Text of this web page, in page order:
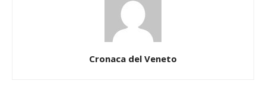
Cronaca del Veneto